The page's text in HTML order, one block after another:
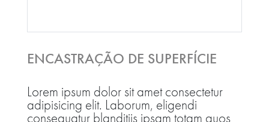
ENCASTRAÇÃO DE SUPERFÍCIE
Lorem ipsum dolor sit amet consectetur
adipisicing elit. Laborum, eligendi
consequatur blanditiis ipsam totam quos